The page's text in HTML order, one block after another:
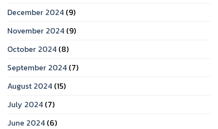
December 2024 (9)
November 2024 (9)
October 2024 (8)
September 2024 (7)
August 2024 (15)
July 2024 (7)
June 2024 (6)